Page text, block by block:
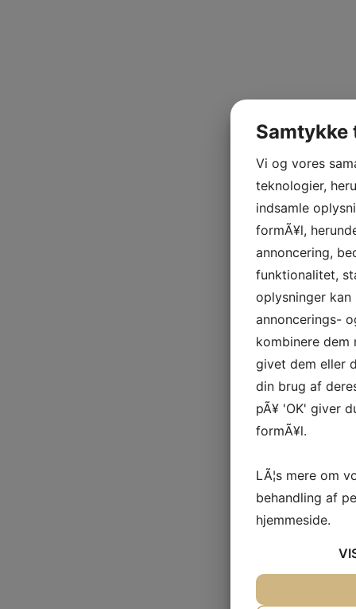
Vi og vores
teknologier,
indsamle
formÃ¥l,
annoncering,
funktionalitet,
oplysninger
annoncerings-
kombinere dem
givet dem eller
din brug af
pÃ¥ 'OK' giver
formÃ¥l.
LÃ¦s mere om
behandling af
hjemmeside.